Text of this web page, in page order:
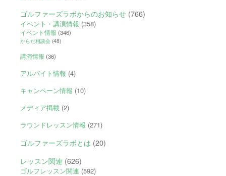
ゴルファーズラボからのお知らせ(766)
イベント・講演情報 (358)
イベント情報 (346)
からだ相談会(48)
講演情報 (36)
アルバイト情報 (4)
キャンペーン情報 (10)
メディア掲載(2)
ラウンドレッスン情報 (271)
ゴルファーズラボとは (20)
レッスン関連 (626)
ゴルフレッスン関連 (592)